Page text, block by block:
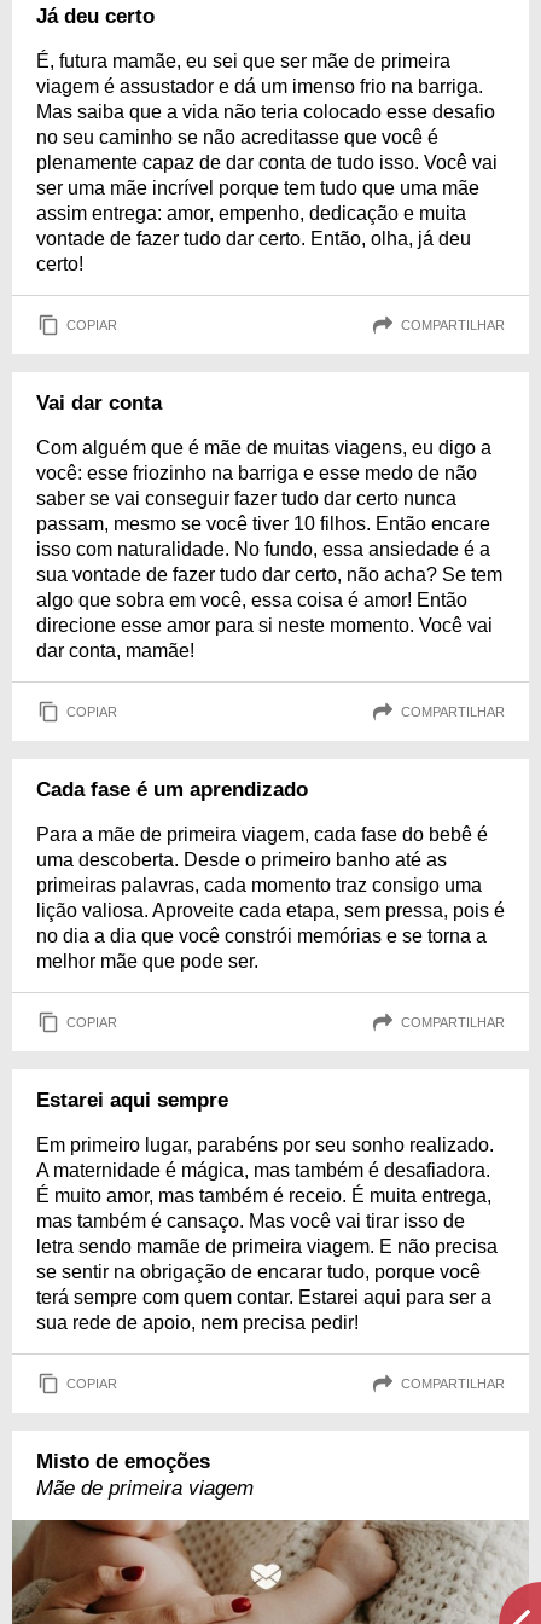
Já deu certo
É, futura mamãe, eu sei que ser mãe de primeira
viagem é assustador e dá um imenso frio na barriga.
Mas saiba que a vida não teria colocado esse desafio
no seu caminho se não acreditasse que você é
plenamente capaz de dar conta de tudo isso. Você vai
ser uma mãe incrível porque tem tudo que uma mãe
assim entrega: amor, empenho, dedicação e muita
vontade de fazer tudo dar certo. Então, olha, já deu
certo!
COPIAR COMPARTILHAR
Vai dar conta
Com alguém que é mãe de muitas viagens, eu digo a
você: esse friozinho na barriga e esse medo de não
saber se vai conseguir fazer tudo dar certo nunca
passam, mesmo se você tiver 10 filhos. Então encare
isso com naturalidade. No fundo, essa ansiedade é a
sua vontade de fazer tudo dar certo, não acha? Se tem
algo que sobra em você, essa coisa é amor! Então
direcione esse amor para si neste momento. Você vai
dar conta, mamãe!
COPIAR COMPARTILHAR
Cada fase é um aprendizado
Para a mãe de primeira viagem, cada fase do bebê é
uma descoberta. Desde o primeiro banho até as
primeiras palavras, cada momento traz consigo uma
lição valiosa. Aproveite cada etapa, sem pressa, pois é
no dia a dia que você constrói memórias e se torna a
melhor mãe que pode ser.
COPIAR COMPARTILHAR
Estarei aqui sempre
Em primeiro lugar, parabéns por seu sonho realizado.
A maternidade é mágica, mas também é desafiadora.
É muito amor, mas também é receio. É muita entrega,
mas também é cansaço. Mas você vai tirar isso de
letra sendo mamãe de primeira viagem. E não precisa
se sentir na obrigação de encarar tudo, porque você
terá sempre com quem contar. Estarei aqui para ser a
sua rede de apoio, nem precisa pedir!
COPIAR COMPARTILHAR
Misto de emoções
Mãe de primeira viagem